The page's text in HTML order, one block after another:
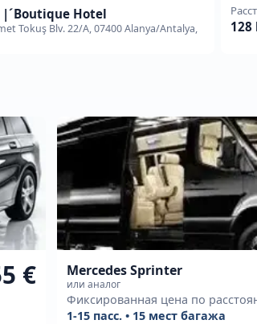
|´Boutique Hotel
Tokuş Blv. 22/A, 07400 Alanya/Antalya,
128
€ Mercedes Sprinter
или аналог
Фиксированная цена по
1-15 пасс. • 15 мест багажа